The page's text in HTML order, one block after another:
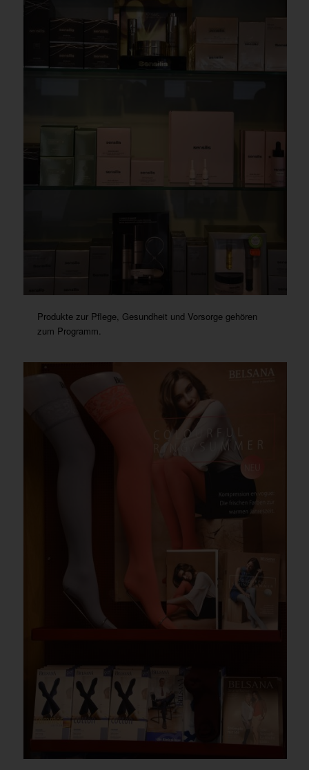
Produkte zur Pflege, Gesundheit und Vorsorge gehören
zum Programm.